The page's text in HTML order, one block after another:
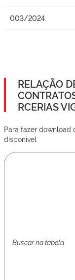
003/2024
RELAÇÃO
RCERIAS
Para fazer download
disponível